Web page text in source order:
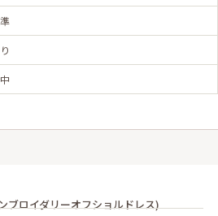
ブロイダリーオフショルドレス)